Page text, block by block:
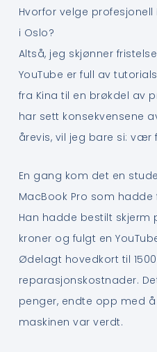
Hvorfor velge
i Oslo?
Altså, jeg skjønner
YouTube er full av
fra Kina til en brøkdel av
har sett konsekvensene
årevis, vil jeg bare si: vær
En gang kom det en
MacBook Pro som hadde
Han hadde bestilt skjerm
kroner og fulgt en
Ødelagt hovedkort til
reparasjonskostnader.
penger, endte opp med
maskinen var verdt.